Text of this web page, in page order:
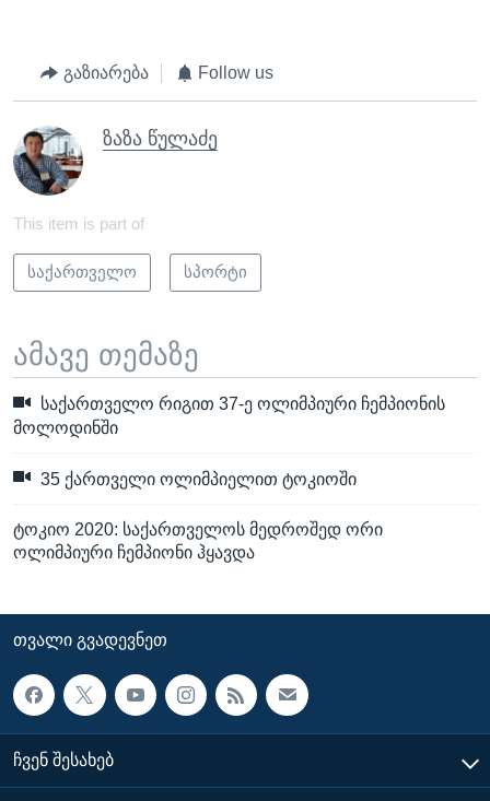
გაზიარება Follow us
ზაზა წულაძე
This item is part of
საქართველო სპორტი
ამავე თემაზე
საქართველო რიგით 37-ე ოლიმპიური ჩემპიონის
მოლოდინში
35 ქართველი ოლიმპიელით ტოკიოში
ტოკიო 2020: საქართველოს მედროშედ ორი
ოლიმპიური ჩემპიონი ჰყავდა
ᲗᲕᲐᲚᲘ ᲒᲕᲐᲓᲔᲕᲜᲔᲗ
ᲩᲕᲔᲜ ᲨᲔᲡᲐᲮᲔᲑ